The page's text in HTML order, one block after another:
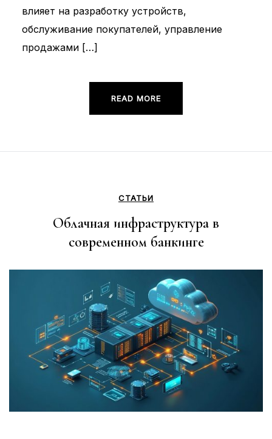
влияет на разработку устройств,
обслуживание покупателей, управление
продажами […]
READ MORE
СТАТЬИ
Облачная инфраструктура в
современном банкинге